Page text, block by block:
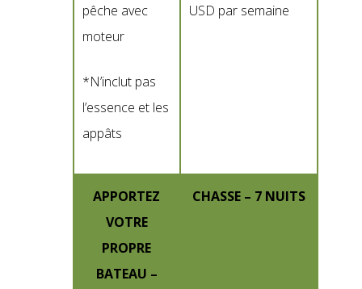
pêche avec
moteur
*N’inclut pas
l’essence et les
appâts
USD par semaine
APPORTEZ
VOTRE
PROPRE
BATEAU –
CHASSE – 7 NUITS